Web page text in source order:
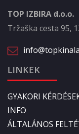
TOP IZBIRA d.o.o.
Tržaška cesta 95,
LINKEK
GYAKORI
INFO
ÁLTALÁNOS